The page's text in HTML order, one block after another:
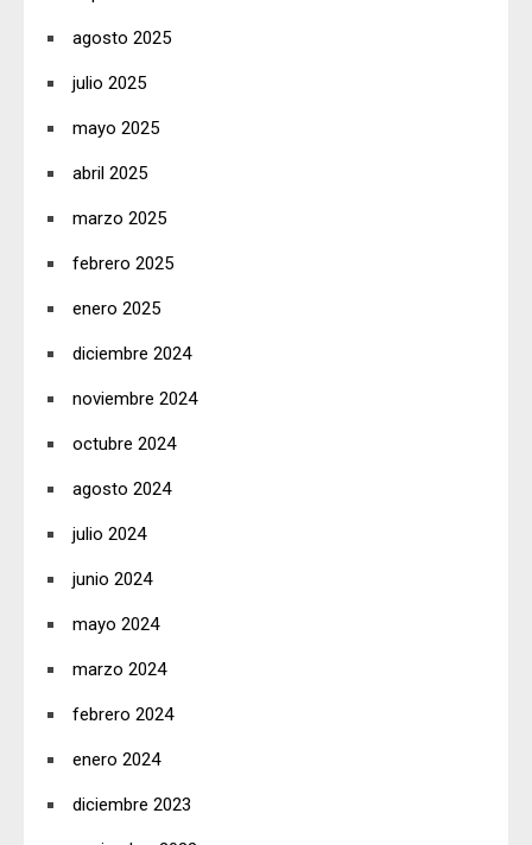
agosto 2025
julio 2025
mayo 2025
abril 2025
marzo 2025
febrero 2025
enero 2025
diciembre 2024
noviembre 2024
octubre 2024
agosto 2024
julio 2024
junio 2024
mayo 2024
marzo 2024
febrero 2024
enero 2024
diciembre 2023